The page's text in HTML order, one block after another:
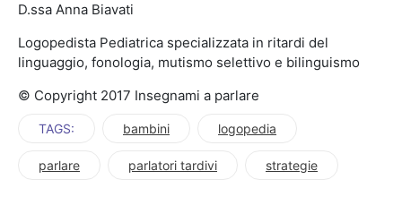
D.ssa Anna Biavati
Logopedista Pediatrica specializzata in ritardi del
linguaggio, fonologia, mutismo selettivo e bilinguismo
© Copyright 2017 Insegnami a parlare
TAGS: bambini logopedia
parlare parlatori tardivi strategie